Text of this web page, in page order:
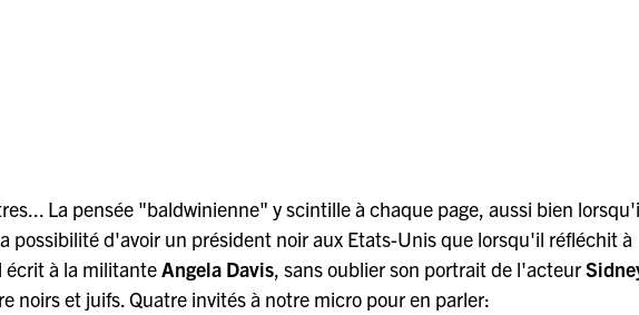
La pensée "baldwinienne" y scintille à chaque page, aussi bien
possibilité d'avoir un président noir aux Etats-Unis que lorsqu'il réfléchit à
écrit à la militanteAngela Davis, sans oublier son portrait de l'acteur
noirs et juifs. Quatre invités à notre micro pour en parler: